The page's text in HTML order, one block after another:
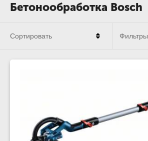
Бетонообработка Bosch
Сортировать Фильтры